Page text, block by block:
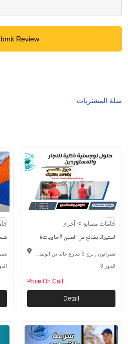
Review
سلة المشتريات
شحن
خامات مصانع > آخري
#استيراد بضائع من الصين #حاويات
شيراتون , برج 9 شارع خالد بن الوليد ,
الدور 3
Price On Call
Detail